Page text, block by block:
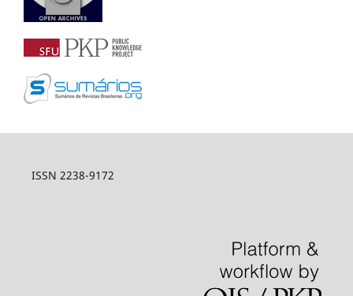
ISSN 2238-9172